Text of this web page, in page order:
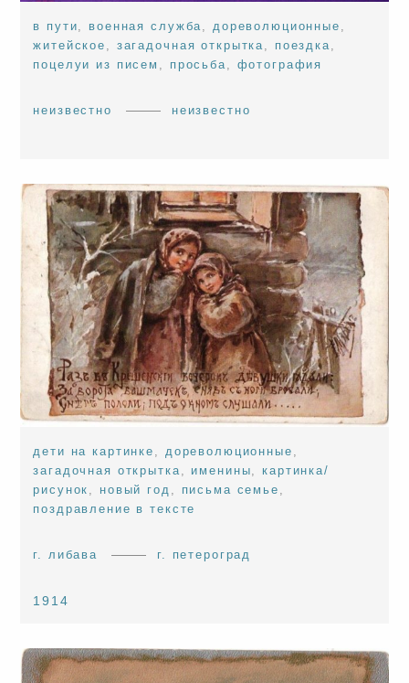
в пути военная служба дореволюционные
житейское
загадочная открытка поездка
поцелуи из писем
просьба фотография
неизвестно неизвестно
дети на картинке , дореволюционные ,
загадочная открытка, именины,картинка/
рисунок , новый год , письма семье ,
поздравление в тексте
г. либава г. петероград
1914